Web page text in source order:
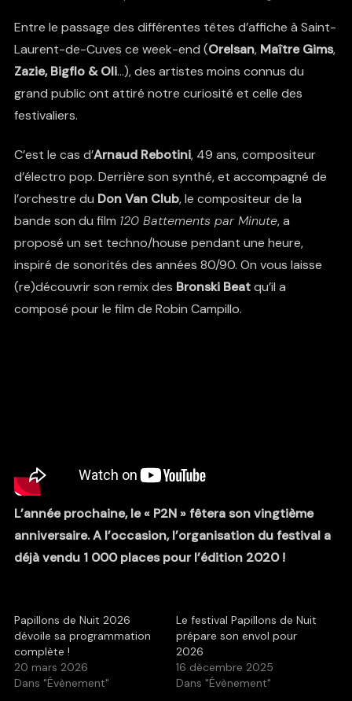
Entre le passage des différentes têtes d’affiche à Saint-
Laurent-de-Cuves ce week-end (Orelsan, Maître Gims,
Zazie, Bigflo & Oli…), des artistes moins connus du
grand public ont attiré notre curiosité et celle des
festivaliers.
C’est le cas d’Arnaud Rebotini, 49 ans, compositeur
d’électro pop. Derrière son synthé, et accompagné de
l’orchestre du Don Van Club, le compositeur de la
bande son du film 120 Battements par Minute, a
proposé un set techno/house pendant une heure,
inspiré de sonorités des années 80/90. On vous laisse
(re)découvrir son remix des Bronski Beatqu’il a
composé pour le film de Robin Campillo.
L’année prochaine, le « P2N » fêtera son vingtième
anniversaire. A l’occasion, l’organisation du festival a
déjà vendu 1 000 places pour l’édition 2020 !
Papillons de Nuit 2026
dévoile sa programmation
complète !
20 mars 2026
Dans "Évènement"
Le festival Papillons de Nuit
prépare son envol pour
2026
16 décembre 2025
Dans "Évènement"